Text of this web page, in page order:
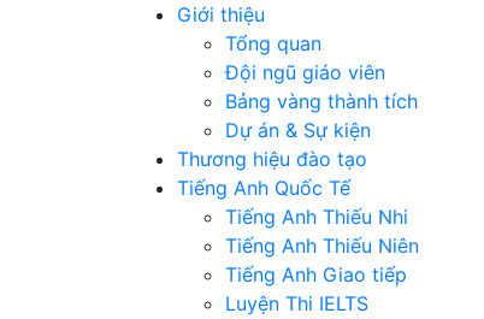
Giới thiệu
Tổng quan
Đội ngũ giáo viên
Bảng vàng thành tích
Dự án & Sự kiện
Thương hiệu đào tạo
Tiếng Anh Quốc Tế
Tiếng Anh Thiếu Nhi
Tiếng Anh Thiếu Niên
Tiếng Anh Giao tiếp
Luyện Thi IELTS